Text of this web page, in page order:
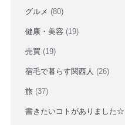
グルメ (80)
健康・美容 (19)
売買 (19)
宿毛で暮らす関西人 (26)
旅 (37)
書きたいコトがありました☆